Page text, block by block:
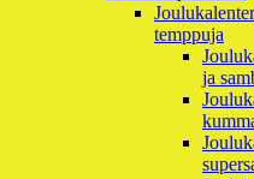
temppuja
ja